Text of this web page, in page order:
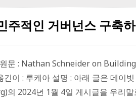
주적인 거버넌스 구축
문 : Nathan Schneider on
이 : 루케아 설명 : 아래 글은 데이
2024년 1월 4일 게시글을 우리말